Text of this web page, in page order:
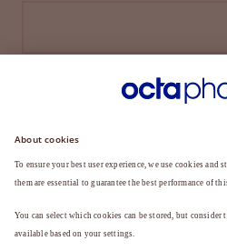
ENTRAR
ESQUECEU SUA SENHA?
Ainda não é membro?